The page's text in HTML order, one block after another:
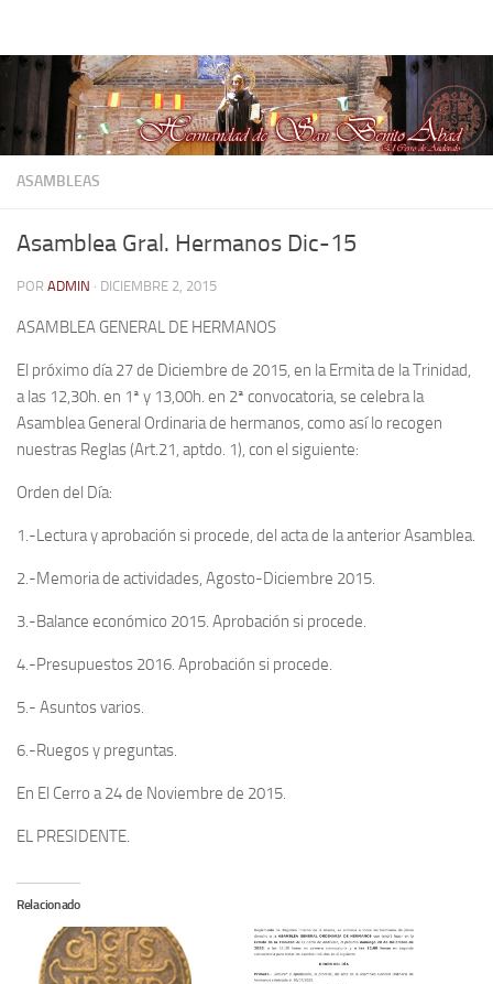
ASAMBLEAS
Asamblea Gral. Hermanos Dic-15
POR ADMIN · DICIEMBRE 2, 2015
ASAMBLEA GENERAL DE HERMANOS
El próximo día 27 de Diciembre de 2015, en la Ermita de la Trinidad,
a las 12,30h. en 1ª y 13,00h. en 2ª convocatoria, se celebra la
Asamblea General Ordinaria de hermanos, como así lo recogen
nuestras Reglas (Art.21, aptdo. 1), con el siguiente:
Orden del Día:
1.-Lectura y aprobación si procede, del acta de la anterior Asamblea.
2.-Memoria de actividades, Agosto-Diciembre 2015.
3.-Balance económico 2015. Aprobación si procede.
4.-Presupuestos 2016. Aprobación si procede.
5.- Asuntos varios.
6.-Ruegos y preguntas.
En El Cerro a 24 de Noviembre de 2015.
EL PRESIDENTE.
Relacionado